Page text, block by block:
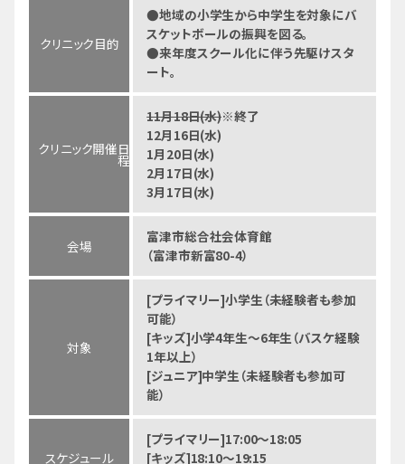
クリニック目的
●地域の小学生から中学生を対象にバ
スケットボールの振興を図る。
●来年度スクール化に伴う先駆けスタ
ート。
クリニック開催日
程
11月18日(水)※終了
12月16日(水)
1月20日(水)
2月17日(水)
3月17日(水)
会場
富津市総合社会体育館
（富津市新富80-4）
対象
[プライマリー]小学生（未経験者も参加
可能）
[キッズ]小学4年生～6年生（バスケ経験
1年以上）
[ジュニア]中学生（未経験者も参加可
能）
スケジュール
[プライマリー]17:00～18:05
[キッズ]18:10～19:15